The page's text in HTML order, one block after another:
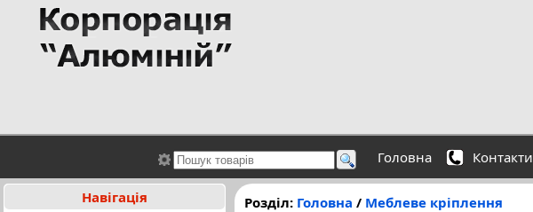
Головна Контакти
Навігація
Розділ: Головна / Меблеве кріплення